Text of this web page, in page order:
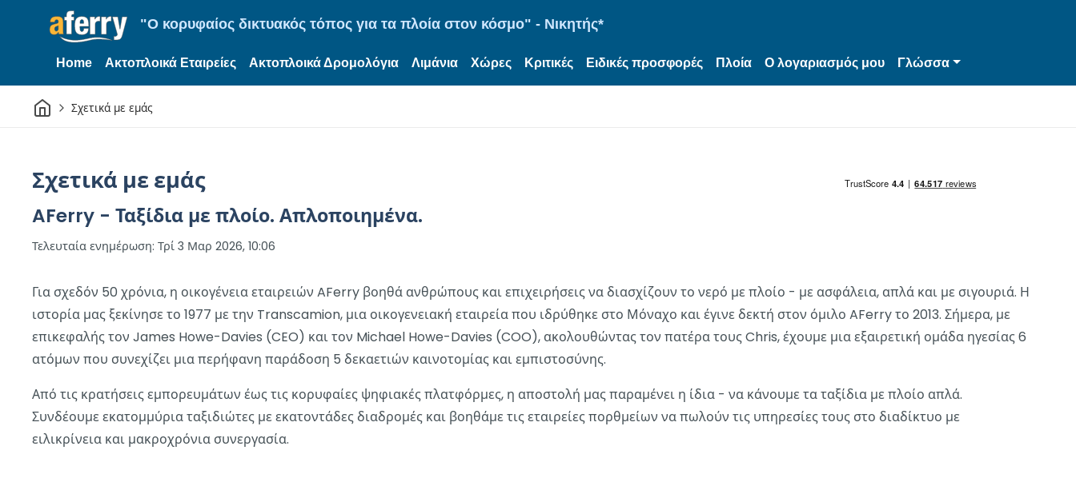
"Ο κορυφαίος δικτυακός τόπος για τα πλοία στον κόσμο" - Νικητής*
Home Ακτοπλοικά Εταιρείες Ακτοπλοικά Δρομολόγια Λιμάνια Χώρες Κριτικές Ειδικές προσφορές Πλοία Ο λογαριασμός μου Γλώσσα
ΣπίτιΣχετικά με εμάς
Σχετικά με εμάς
AFerry - Ταξίδια με πλοίο. Απλοποιημένα.
Τελευταία ενημέρωση: Τρί 3 Μαρ 2026, 10:06
Για σχεδόν 50 χρόνια, η οικογένεια εταιρειών AFerry βοηθά ανθρώπους και επιχειρήσεις να διασχίζουν το νερό με πλοίο - με ασφάλεια, απλά και με σιγουριά. Η
ιστορία μας ξεκίνησε το 1977 με την Transcamion, μια οικογενειακή εταιρεία που ιδρύθηκε στο Μόναχο και έγινε δεκτή στον όμιλο AFerry το 2013. Σήμερα, με
επικεφαλής τον James Howe-Davies (CEO) και τον Michael Howe-Davies (COO), ακολουθώντας τον πατέρα τους Chris, έχουμε μια εξαιρετική ομάδα ηγεσίας 6
ατόμων που συνεχίζει μια περήφανη παράδοση 5 δεκαετιών καινοτομίας και εμπιστοσύνης.
Από τις κρατήσεις εμπορευμάτων έως τις κορυφαίες ψηφιακές πλατφόρμες, η αποστολή μας παραμένει η ίδια - να κάνουμε τα ταξίδια με πλοίο απλά.
Συνδέουμε εκατομμύρια ταξιδιώτες με εκατοντάδες διαδρομές και βοηθάμε τις εταιρείες πορθμείων να πωλούν τις υπηρεσίες τους στο διαδίκτυο με
ειλικρίνεια και μακροχρόνια συνεργασία.